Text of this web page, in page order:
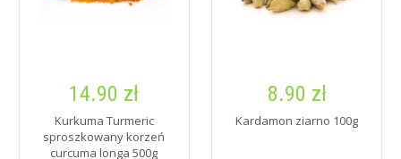
14.90 zł
Kurkuma Turmeric
sproszkowany korzeń
curcuma longa 500g
8.90 zł
Kardamon ziarno 100g